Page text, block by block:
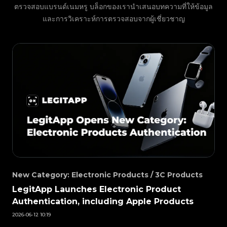
#3066123689299189#3066123689299189
#3066123689299189#3066123689299189
#3066123689299189
#3066123689299189
#3066123689299189 #3066123689299189
#3066123689299189#3066123689299189
#3066123689299189#3066123689299189
#3066123689299189#3066123689299189
#3066123689299189#3066123689299189
#3066123689299189#3066123689299189
#3066123689299189
#3066123689299189
#3066123689299189 #3066123689299189
#3066123689299189
#3066123689299189#3066123689299189
#3066123689299189#3066123689299189
#3066123689299189
#3066123689299189#3066123689299189
#3066123689299189#3066123689299189
#3066123689299189
#3066123689299189#3066123689299189
#3066123689299189
#3066123689299189
#3066123689299189
#3066123689299189
#3066123689299189#3066123689299189
#3066123689299189 #3066123689299189
#3066123689299189
#3066123689299189
#3066123689299189#3066123689299189
#3066123689299189#3066123689299189
#3066123689299189#3066123689299189
#3066123689299189
#3066123689299189#3066123689299189
#3066123689299189 #3066123689299189
#3066123689299189#3066123689299189
#3066123689299189#3066123689299189
#3066123689299189
#3066123689299189
#3066123689299189
#3408395499395160#3408395499395160
#3408395499395160#3408395499395160
#3408395499395160
#3408395499395160#3408395499395160
#3408395499395160
#3408395499395160
#3408395499395160
#3408395499395160
#3408395499395160#3408395499395160
#3408395499395160 #3408395499395160
#3408395499395160
#3408395499395160
#3408395499395160#3408395499395160
#3408395499395160#3408395499395160
#3408395499395160#3408395499395160
#3408395499395160
#3408395499395160#3408395499395160
#3408395499395160 #3408395499395160
#3408395499395160#3408395499395160
#3408395499395160#3408395499395160
#3408395499395160
#3408395499395160
#3408395499395160
#3408395499395160#3408395499395160
#3408395499395160#3408395499395160
#3408395499395160#3408395499395160
#3408395499395160
#3408395499395160
#3408395499395160
#3408395499395160
#3408395499395160 #3408395499395160
#3408395499395160#3408395499395160
#3408395499395160#3408395499395160
#3408395499395160#3408395499395160
#3408395499395160#3408395499395160
#3408395499395160#3408395499395160
#3408395499395160
#3408395499395160
#3408395499395160 #3408395499395160
#3408395499395160
#3408395499395160
#3408395499395160#3408395499395160
#3408395499395160#3408395499395160
#3408395499395160
ตรวจสอบแบรนด์เนมหรู บล็อกของเรานำเสนอบทความที่ให้ข้อมูล
และการวิเคราะห์การตรวจสอบจากผู้เชี่ยวชาญ
New Category: Electronic Products / 3C Products
LegitApp Launches Electronic Product
Authentication, including Apple Products
2026-06-12 10:19